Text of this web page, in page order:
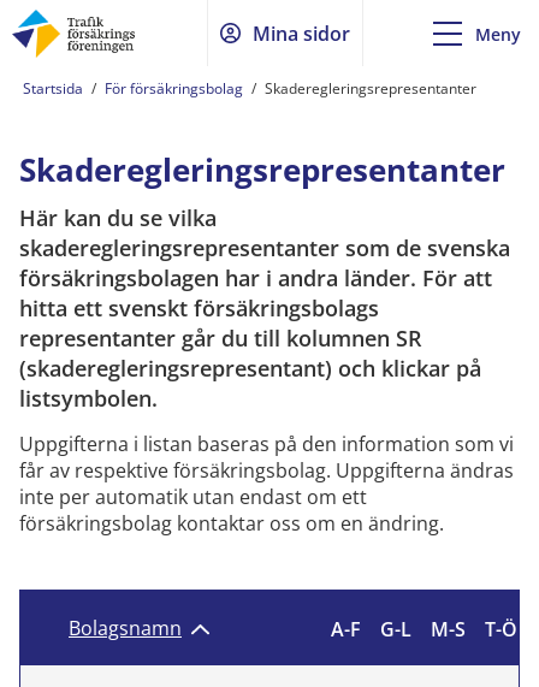
Mina sidor Meny
Startsida / För försäkringsbolag / Skaderegleringsrepresentanter
Skaderegleringsrepresentanter
Här kan du se vilka
skaderegleringsrepresentanter som de svenska
försäkringsbolagen har i andra länder. För att
hitta ett svenskt försäkringsbolags
representanter går du till kolumnen SR
(skaderegleringsrepresentant) och klickar på
listsymbolen.
Uppgifterna i listan baseras på den information som vi
får av respektive försäkringsbolag. Uppgifterna ändras
inte per automatik utan endast om ett
försäkringsbolag kontaktar oss om en ändring.
Bolagsnamn A-F G-L M-S T-Ö